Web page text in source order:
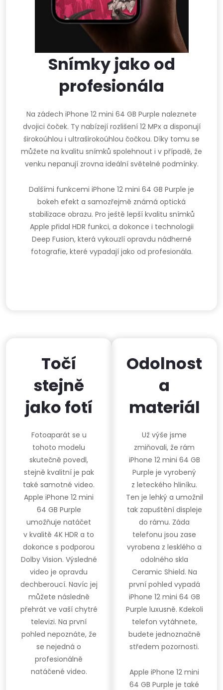
Snímky jako od
profesionála
Na zádech iPhone 12 mini 64 GB Purple naleznete
dvojici čoček. Ty nabízejí rozlišení 12 MPx a disponují
širokoúhlou i ultraširokoúhlou čočkou. Díky tomu se
můžete na kvalitu snímků spolehnout i v případě, že
venku nepanují zrovna ideální světelné podmínky.
Dalšími funkcemi iPhone 12 mini 64 GB Purple je
bokeh efekt a samozřejmě známá optická
stabilizace obrazu. Pro ještě lepší kvalitu snímků
Apple přidal HDR funkci, a dokonce i technologii
Deep Fusion, která vykouzlí opravdu nádherné
fotografie, které vypadají jako od profesionála.
Točí
stejně
jako fotí
Fotoaparát se u
tohoto modelu
skutečně povedl,
stejně kvalitní je pak
také samotné video.
Apple iPhone 12 mini
64 GB Purple
umožňuje natáčet
v kvalitě 4K HDR a to
dokonce s podporou
Dolby Vision. Výsledné
video je opravdu
dechberoucí. Navíc jej
můžete následně
přehrát ve vaší chytré
televizi. Na první
pohled nepoznáte, že
se nejedná o
profesionálně
natáčené video.
Odolnost
a
materiál
Už výše jsme
zmiňovali, že rám
iPhone 12 mini 64 GB
Purple je vyrobený
z leteckého hliníku.
Ten je lehký a umožnil
tak zapuštění displeje
do rámu. Záda
telefonu jsou zase
vyrobena z lesklého a
odolného skla
Ceramic Shield. Na
první pohled vypadá
iPhone 12 mini 64 GB
Purple luxusně. Kdekoli
telefon vytáhnete,
budete jednoznačně
středem pozornosti.
Apple iPhone 12 mini
64 GB Purple je také